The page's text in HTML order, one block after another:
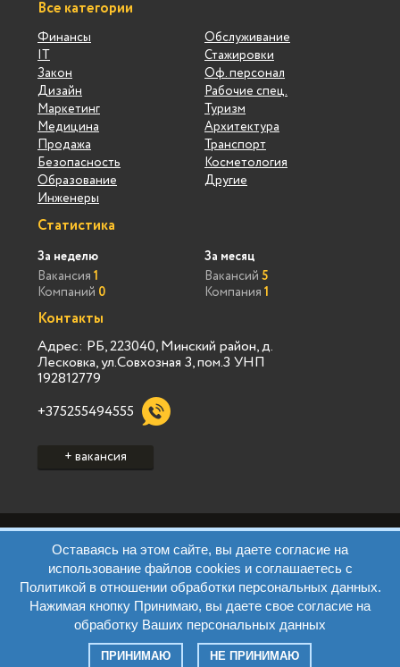
Оставаясь на этом сайте, вы даете согласие на
использование файлов cookies и соглашаетесь с
Политикой в отношении обработки персональных данных.
Нажимая кнопку Принимаю, вы даете свое согласие на
обработку Ваших персональных данных
ПРИНИМАЮ НЕ ПРИНИМАЮ
Все категории
Финансы
IT
Закон
Дизайн
Маркетинг
Медицина
Продажа
Безопасность
Образование
Инженеры
Обслуживание
Стажировки
Оф. персонал
Рабочие спец.
Туризм
Архитектура
Транспорт
Косметология
Другие
Статистика
За неделю
Вакансия 1
Компаний 0
За месяц
Вакансий 5
Компания 1
Контакты
Адрес: РБ, 223040, Минский район, д.
Лесковка, ул.Совхозная 3, пом.3 УНП
192812779
+375255494555
+ вакансия
Пользовательское соглашение Vialink
Политика конфиденциальности Виа Марк
Пользовательское соглашение Виа Марк
Политика обработки ПД Виа Марк
Правила
Контакты
Все права защищены. © 2026 Jobsms.by